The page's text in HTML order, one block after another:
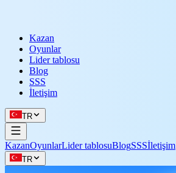
Kazan
Oyunlar
Lider tablosu
Blog
SSS
İletişim
TR
KazanOyunlarLider tablosuBlogSSSİletişim
TR